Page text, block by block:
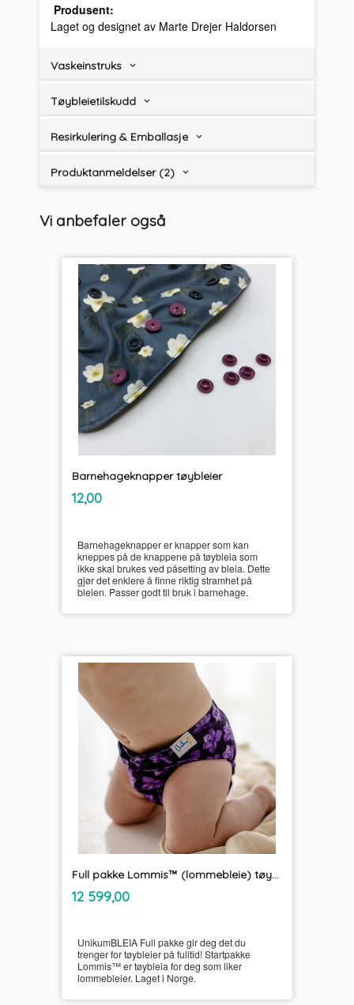
Produsent:
Laget og designet av Marte Drejer Haldorsen
Vaskeinstruks
Tøybleietilskudd
Resirkulering & Emballasje
Produktanmeldelser (2)
Vi anbefaler også
Barnehageknapper tøybleier
Pris
12,00inkl.
mva.
Barnehageknapper er knapper som kan
kneppes på de knappene på tøybleia som
ikke skal brukes ved påsetting av bleia. Dette
gjør det enklere å finne riktig stramhet på
bleien. Passer godt til bruk i barnehage.
Full pakke Lommis™ (lommebleie) tøybleier
Pris
12 599,00mva.
UnikumBLEIA Full pakke gir deg det du
trenger for tøybleier på fulltid! Startpakke
Lommis™ er tøybleia for deg som liker
lommebleier. Laget i Norge.